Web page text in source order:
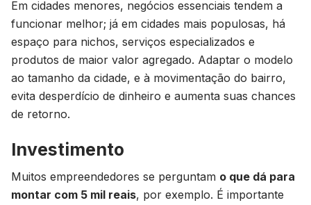
Em cidades menores, negócios essenciais tendem a
funcionar melhor; já em cidades mais populosas, há
espaço para nichos, serviços especializados e
produtos de maior valor agregado. Adaptar o modelo
ao tamanho da cidade, e à movimentação do bairro,
evita desperdício de dinheiro e aumenta suas chances
de retorno.
Investimento
Muitos empreendedores se perguntam o que dá para
montar com 5 mil reais, por exemplo. É importante